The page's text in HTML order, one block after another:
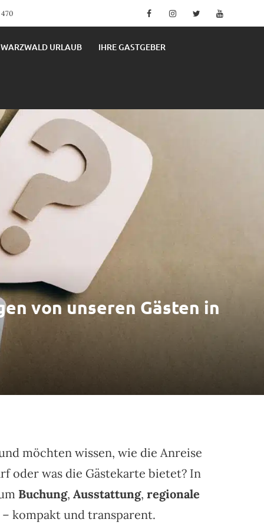
470 FacebookInstagramTwitter
URLAUB IHRE GASTGEBER
von unseren Gästen in
möchten wissen, wie die Anreise
oder was die Gästekarte bietet? In
Buchung, Ausstattung, regionale
kompakt und transparent.